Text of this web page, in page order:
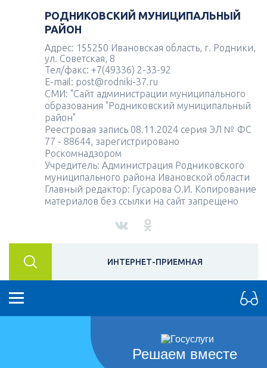
РОДНИКОВСКИЙ МУНИЦИПАЛЬНЫЙ
РАЙОН
Адрес: 155250 Ивановская область, г. Родники,
ул. Советская, 8
Тел/факс: +7(49336) 2-33-92
E-mail: post@rodniki-37.ru
СМИ: "Сайт администрации муниципального
образования "Родниковский муниципальный
район"
Реестровая запись 08.11.2024 серия ЭЛ № ФС
77 - 88644, зарегистрировано
Роскомнадзором
Учредитель: Администрация Родниковского
муниципального района Ивановской области
Главный редактор: Гусарова О.И. Копирование
материалов без ссылки на сайт запрещено
ИНТЕРНЕТ-ПРИЕМНАЯ
Решаем вместе